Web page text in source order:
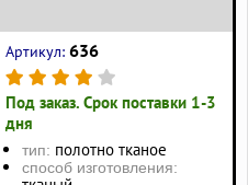
Артикул: 636
Под заказ. Срок поставки 1-3
дня
тип: полотно тканое
способ изготовления: